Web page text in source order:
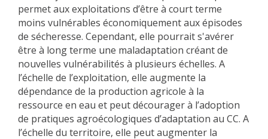
permet aux exploitations d’être à court terme
moins vulnérables économiquement aux épisodes
de sécheresse. Cependant, elle pourrait s'avérer
être à long terme une maladaptation créant de
nouvelles vulnérabilités à plusieurs échelles. A
l’échelle de l’exploitation, elle augmente la
dépendance de la production agricole à la
ressource en eau et peut décourager à l’adoption
de pratiques agroécologiques d’adaptation au CC. A
l’échelle du territoire, elle peut augmenter la